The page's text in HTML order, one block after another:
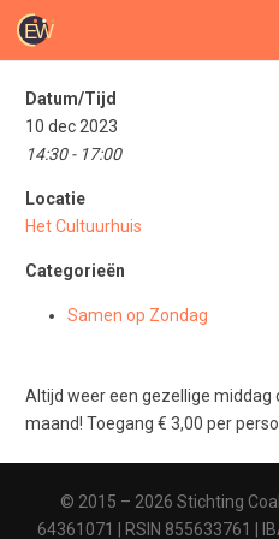
Datum/Tijd
10 dec 2023
14:30 - 17:00
Locatie
Het Cultuurhuis
Categorieën
Samen op Zondag
Altijd weer een gezellige middag
maand! Toegang € 3,00 per
© 2015 – 2026 Stichting
64361071 | RSIN 855633761 |